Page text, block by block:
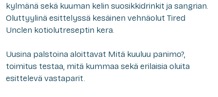
kylmänä sekä kuuman kelin suosikkidrinkit ja sangrian.
Oluttyylinä esittelyssä kesäinen vehnäolut Tired
Unclen kotiolutreseptin kera.
Uusina palstoina aloittavat Mitä kuuluu panimo?,
toimitus testaa, mitä kummaa sekä erilaisia oluita
esittelevä vastaparit.